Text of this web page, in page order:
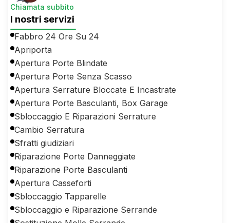
Chiamata subbito
I nostri servizi
Fabbro 24 Ore Su 24
Apriporta
Apertura Porte Blindate
Apertura Porte Senza Scasso
Apertura Serrature Bloccate E Incastrate
Apertura Porte Basculanti, Box Garage
Sbloccaggio E Riparazioni Serrature
Cambio Serratura
Sfratti giudiziari
Riparazione Porte Danneggiate
Riparazione Porte Basculanti
Apertura Casseforti
Sbloccaggio Tapparelle
Sbloccaggio e Riparazione Serrande